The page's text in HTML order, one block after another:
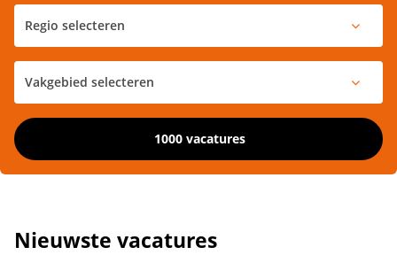
1000 vacatures
Nieuwste vacatures